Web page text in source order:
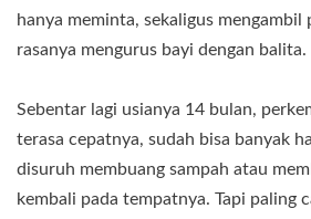
hanya meminta, sekaligus mengambil
rasanya mengurus bayi dengan balita.
Sebentar lagi usianya 14 bulan,
terasa cepatnya, sudah bisa banyak
disuruh membuang sampah atau
kembali pada tempatnya. Tapi paling